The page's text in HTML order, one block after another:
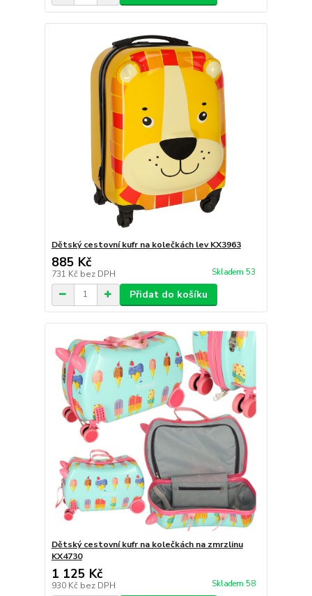
Dětský cestovní kufr na kolečkách lev KX3963
885 Kč
731 Kč bez DPH Skladem 53
Přidat do košíku
Dětský cestovní kufr na kolečkách na zmrzlinu
KX4730
1 125 Kč
930 Kč bez DPH Skladem 58